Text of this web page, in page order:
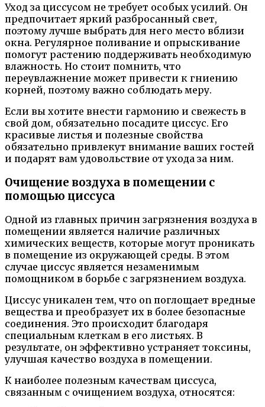
Уход за циссусом не требует особых усилий. Он
предпочитает яркий разбросанный свет,
поэтому лучше выбрать для него место вблизи
окна. Регулярное поливание и опрыскивание
помогут растению поддерживать необходимую
влажность. Но стоит помнить, что
переувлажнение может привести к гниению
корней, поэтому важно соблюдать меру.
Если вы хотите внести гармонию и свежесть в
свой дом, обязательно посадите циссус. Его
красивые листья и полезные свойства
обязательно привлекут внимание ваших гостей
и подарят вам удовольствие от ухода за ним.
Очищение воздуха в помещении с
помощью циссуса
Одной из главных причин загрязнения воздуха в
помещении является наличие различных
химических веществ, которые могут проникать
в помещение из окружающей среды. В этом
случае циссус является незаменимым
помощником в борьбе с загрязнением воздуха.
Циссус уникален тем, что on поглощает вредные
вещества и преобразует их в более безопасные
соединения. Это происходит благодаря
специальным клеткам в его листьях. В
результате, он эффективно устраняет токсины,
улучшая качество воздуха в помещении.
К наиболее полезным качествам циссуса,
связанным с очищением воздуха, относятся: